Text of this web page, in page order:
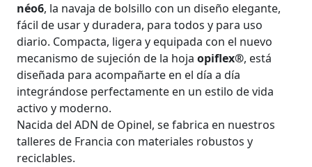
néo6, la navaja de bolsillo con un diseño elegante,
fácil de usar y duradera, para todos y para uso
diario. Compacta, ligera y equipada con el nuevo
mecanismo de sujeción de la hoja opiflex®, está
diseñada para acompañarte en el día a día
integrándose perfectamente en un estilo de vida
activo y moderno.
Nacida del ADN de Opinel, se fabrica en nuestros
talleres de Francia con materiales robustos y
reciclables.